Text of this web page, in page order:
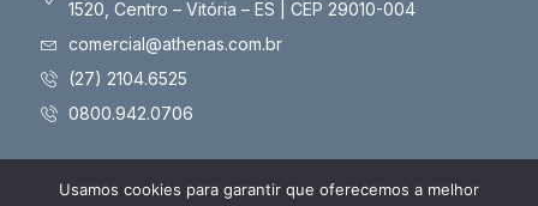
1520, Centro – Vitória – ES | CEP 29010-004
comercial@athenas.com.br
(27) 2104.6525
0800.942.0706
Usamos cookies para garantir que oferecemos a melhor